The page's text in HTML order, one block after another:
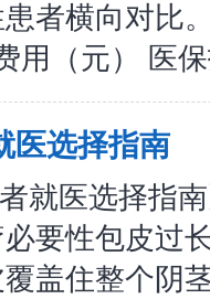
者横向对比
用（元） 医
医选择指南
就医选择指
要性包皮过
盖住整个阴